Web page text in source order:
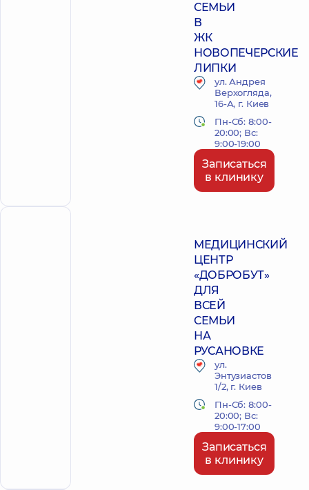
СЕМЬИ
В
ЖК
НОВОПЕЧЕРСКИЕ
ЛИПКИ
ул. Андрея
Верхогляда,
16-А, г. Киев
Пн-Сб: 8:00-
20:00; Вс:
9:00-19:00
Записаться
в клинику
МЕДИЦИНСКИЙ
ЦЕНТР
«ДОБРОБУТ»
ДЛЯ
ВСЕЙ
СЕМЬИ
НА
РУСАНОВКЕ
ул.
Энтузиастов
1/2, г. Киев
Пн-Сб: 8:00-
20:00; Вс:
9:00-17:00
Записаться
в клинику